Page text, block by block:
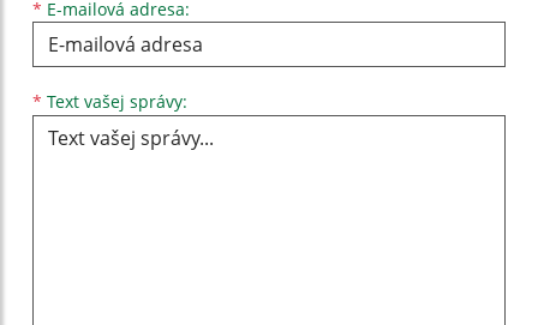
* E-mailová adresa:
* Text vašej správy: